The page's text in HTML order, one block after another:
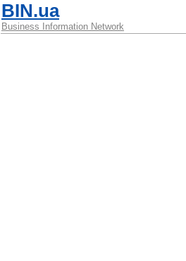
BIN.ua
Business Information Network